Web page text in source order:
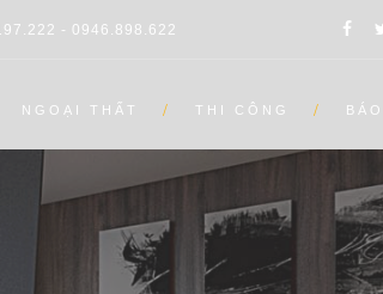
- 0946.898.622
NGOẠI THẤT THI CÔNG